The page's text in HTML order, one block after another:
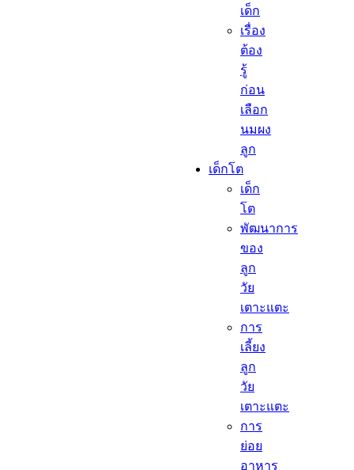
เด็ก
เรื่อง
ต้อง
รู้
ก่อน
เลือก
นมผง
ลูก​
เด็กโต​
เด็ก
โต​
พัฒนาการ
ของ
ลูก
วัย
เตาะแตะ
การ
เลี้ยง
ลูก
วัย
เตาะแตะ
การ
ย่อย
อาหาร